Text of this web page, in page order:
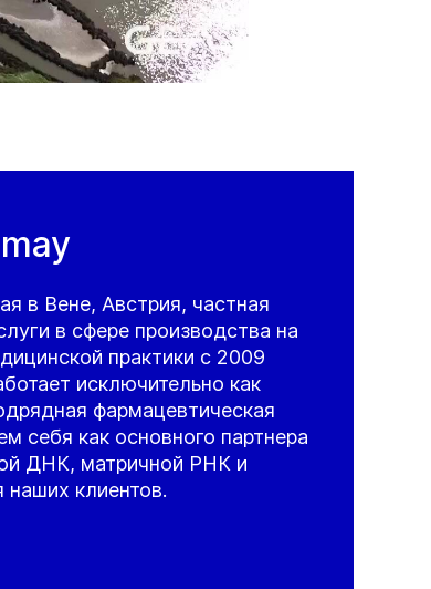
в Вене, Австрия, частная
в сфере производства на
практики с 2009
исключительно как
фармацевтическая
себя как основного партнера
ДНК, матричной РНК и
наших клиентов.